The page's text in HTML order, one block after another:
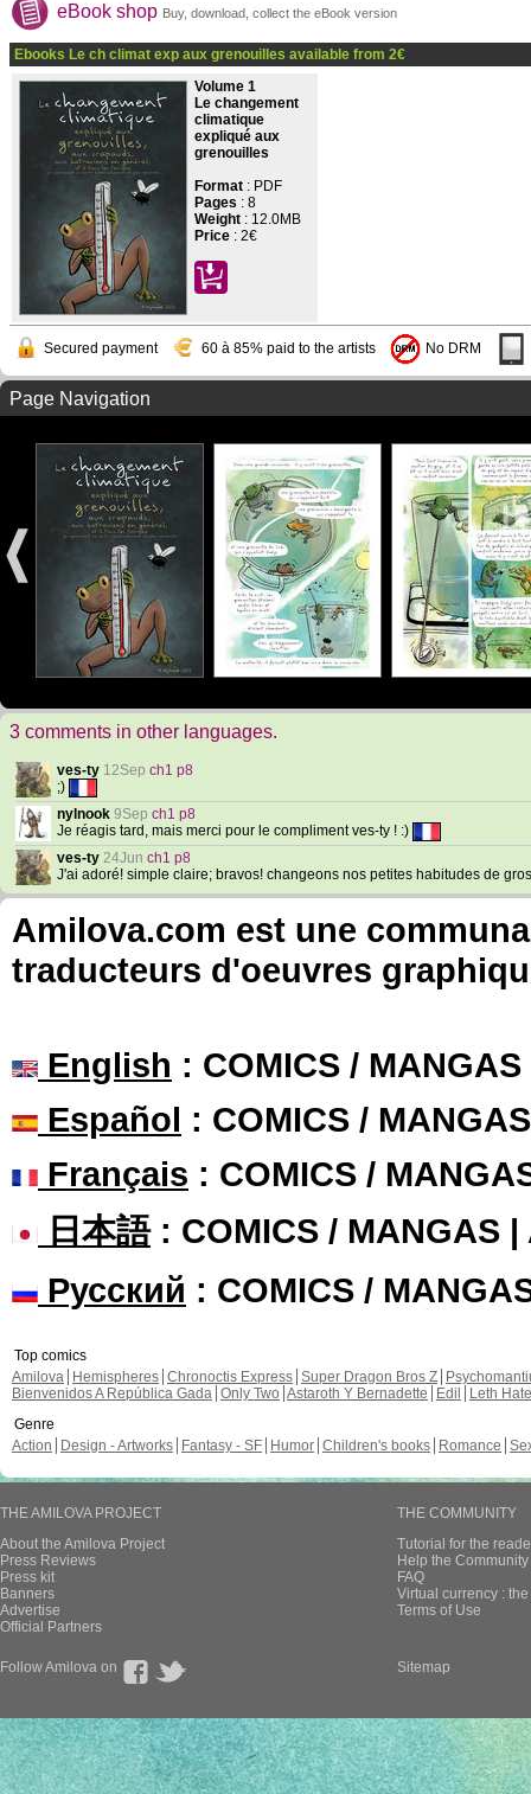
eBook shop Buy, download, collect the eBook version
Ebooks Le ch climat exp aux grenouilles available from 2€
Volume 1
Le changement
climatique
expliqué aux
grenouilles
Format : PDF
Pages : 8
Weight : 12.0MB
Price : 2€
Secured payment 60 à 85% paid to the artists No DRM
Page Navigation
3 comments in other languages.
ves-ty 12Sep ch1 p8
;)
nylnook 9Sep ch1 p8
Je réagis tard, mais merci pour le compliment ves-ty ! :)
ves-ty 24Jun ch1 p8
J'ai adoré! simple claire; bravos! changeons nos petites habitudes de
Amilova.com est une
traducteurs d'oeuvres
English : COMICS /
Español : COMICS /
Français : COMICS /
日本語: COMICS / MANGAS |
Русский : COMICS /
Top comics
Amilova
Hemispheres Chronoctis Express Super Dragon Bros Z
Bienvenidos A República Gada Only Two Astaroth Y Bernadette Edil
Leth Hate
Genre
Action
Design - Artworks Fantasy - SF Humor Children's books Romance
THE AMILOVA PROJECT
About the Amilova Project
Press Reviews
Press kit
Banners
Advertise
Official Partners
THE COMMUNITY
Tutorial for the
Help the
FAQ
Virtual currency :
Terms of Use
Follow Amilova on Sitemap